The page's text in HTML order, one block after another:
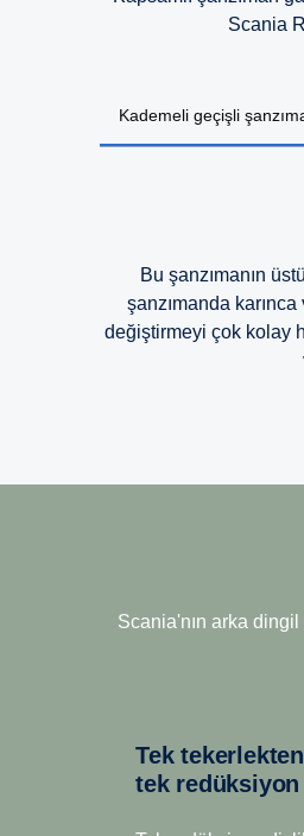
Scania
Kademeli geçişli
Bu şanzımanın
şanzımanda karınca
değiştirmeyi çok kolay
En zorlu arazilerin
zorlu uzun yol
Yüksek çıkışlı 13
daha verimli yakıt
Altı yılık bir
gelişmiş dişli yağlama
bile yüzde bir
60 kg azaltılmıştır.
süresi elde edilir.
Scania'nın arka
Tek tekerlekten çekişli
tek redüksiyon